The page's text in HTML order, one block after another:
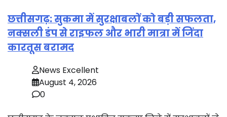
छत्तीसगढ़: सुकमा में सुरक्षाबलों को बड़ी सफलता,
नक्सली डंप से राइफल और भारी मात्रा में जिंदा
कारतूस बरामद
News Excellent
August 4, 2026
0